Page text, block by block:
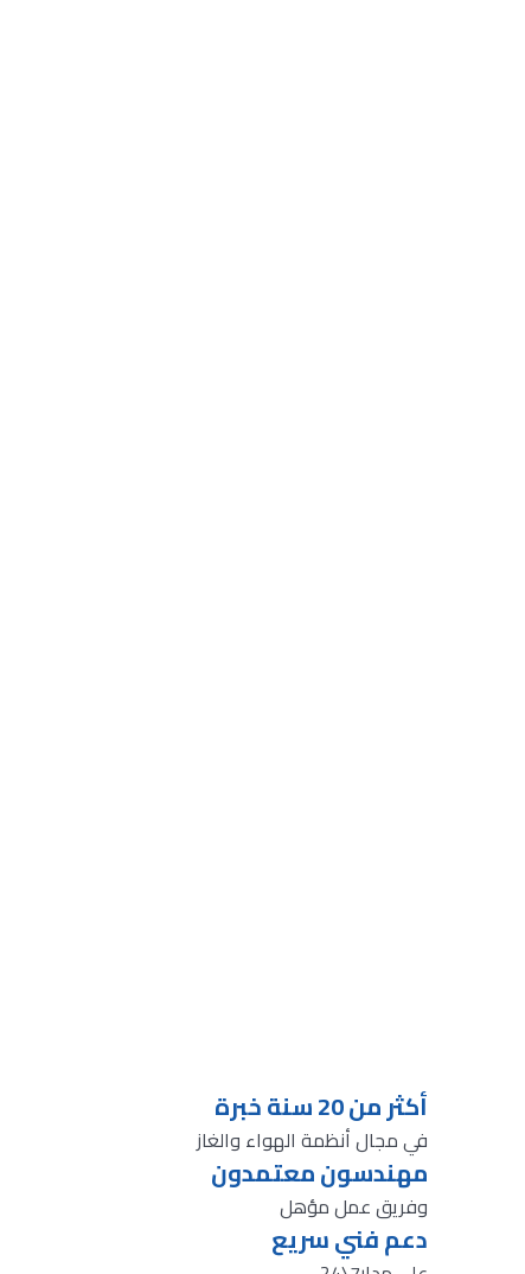
أكثر من 20 سنة خبرة
في مجال أنظمة الهواء والغاز
مهندسون معتمدون
وفريق عمل مؤهل
دعم فني سريع